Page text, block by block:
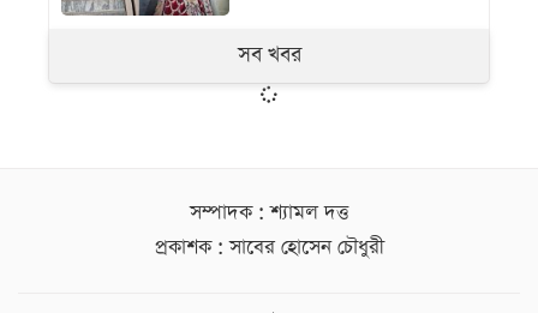
সব খবর
সম্পাদক : শ্যামল দত্ত
প্রকাশক : সাবের হোসেন চৌধুরী